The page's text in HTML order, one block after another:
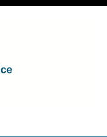
en zoekt roem met je
pen? Dat kan.